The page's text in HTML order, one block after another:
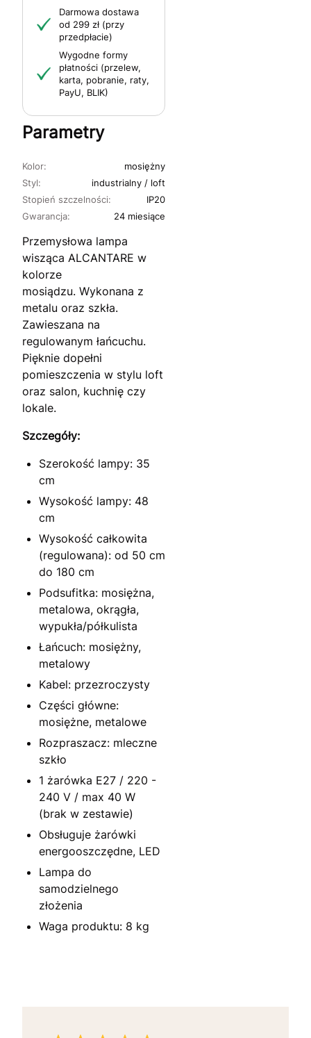
Darmowa dostawa
od 299 zł (przy
przedpłacie)
Wygodne formy
płatności (przelew,
karta, pobranie, raty,
PayU, BLIK)
Parametry
Kolor: mosiężny
Stopień szczelności:
IP20
Gwarancja:
24 miesiące
Styl: industrialny / loft
Przemysłowa lampa
wisząca ALCANTARE w
kolorze
mosiądzu. Wykonana z
metalu oraz szkła.
Zawieszana na
regulowanym łańcuchu.
Pięknie dopełni
pomieszczenia w stylu loft
oraz salon, kuchnię czy
lokale.
Szczegóły:
Szerokość lampy: 35
cm
Wysokość lampy: 48
cm
Wysokość całkowita
(regulowana): od 50 cm
do 180 cm
Podsufitka: mosiężna,
metalowa, okrągła,
wypukła/półkulista
Łańcuch: mosiężny,
metalowy
Kabel: przezroczysty
Części główne:
mosiężne, metalowe
Rozpraszacz: mleczne
szkło
1 żarówka E27 / 220 -
240 V / max 40 W
(brak w zestawie)
Obsługuje żarówki
energooszczędne, LED
Lampa do
samodzielnego
złożenia
Waga produktu: 8 kg